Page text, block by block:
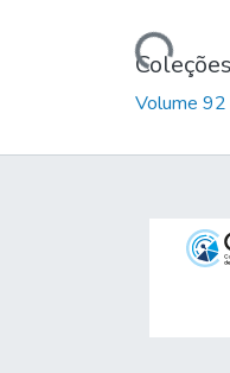
Carregando...Coleções
Volume 92